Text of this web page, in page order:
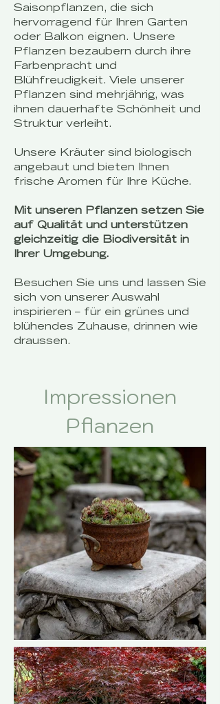
Saisonpflanzen, die sich
hervorragend für Ihren Garten
oder Balkon eignen. Unsere
Pflanzen bezaubern durch ihre
Farbenpracht und
Blühfreudigkeit. Viele unserer
Pflanzen sind mehrjährig, was
ihnen dauerhafte Schönheit und
Struktur verleiht.
Unsere Kräuter sind biologisch
angebaut und bieten Ihnen
frische Aromen für Ihre Küche.
Mit unseren Pflanzen setzen Sie
auf Qualität und unterstützen
gleichzeitig die Biodiversität in
Ihrer Umgebung.
Besuchen Sie uns und lassen Sie
sich von unserer Auswahl
inspirieren – für ein grünes und
blühendes Zuhause, drinnen wie
draussen.
Impressionen
Pflanzen